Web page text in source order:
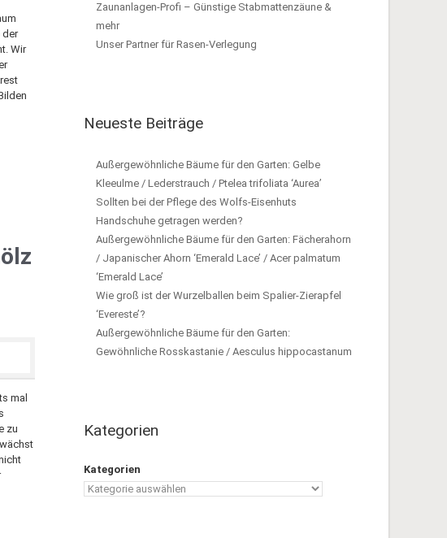
der
Wir
mal
zu
Zaunanlagen-Profi – Günstige Stabmattenzäune &
mehr
Unser Partner für Rasen-Verlegung
Neueste Beiträge
Außergewöhnliche Bäume für den Garten: Gelbe
Kleeulme / Lederstrauch / Ptelea trifoliata ‘Aurea’
Sollten bei der Pflege des Wolfs-Eisenhuts
Handschuhe getragen werden?
Außergewöhnliche Bäume für den Garten: Fächerahorn
/ Japanischer Ahorn ‘Emerald Lace’ / Acer palmatum
‘Emerald Lace’
Wie groß ist der Wurzelballen beim Spalier-Zierapfel
‘Evereste’?
Außergewöhnliche Bäume für den Garten:
Gewöhnliche Rosskastanie / Aesculus hippocastanum
Kategorien
Kategorien